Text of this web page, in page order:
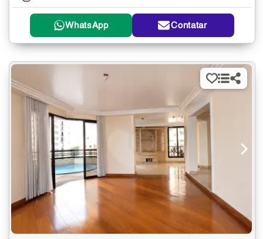
WhatsApp Contatar